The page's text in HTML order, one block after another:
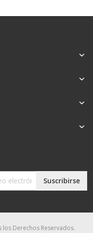
Suscribirse
Derechos Reservados.